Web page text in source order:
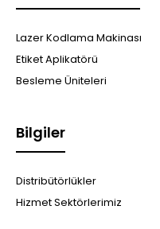
Lazer Kodlama Makinası
Etiket Aplikatörü
Besleme Üniteleri
Bilgiler
Distribütörlükler
Hizmet Sektörlerimiz